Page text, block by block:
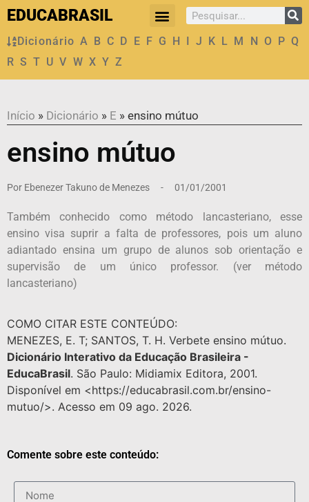
EDUCABRASIL
Dicionário A B C D E F G H I J K L M N O P Q
R S T U V W X Y Z
Início » Dicionário » E » ensino mútuo
ensino mútuo
Por Ebenezer Takuno de Menezes - 01/01/2001
Também conhecido como método lancasteriano, esse
ensino visa suprir a falta de professores, pois um aluno
adiantado ensina um grupo de alunos sob orientação e
supervisão de um único professor. (ver método
lancasteriano)
COMO CITAR ESTE CONTEÚDO:
MENEZES, E. T; SANTOS, T. H. Verbete ensino mútuo.
Dicionário Interativo da Educação Brasileira -
EducaBrasil. São Paulo: Midiamix Editora, 2001.
Disponível em <https://educabrasil.com.br/ensino-
mutuo/>. Acesso em 09 ago. 2026.
Comente sobre este conteúdo: